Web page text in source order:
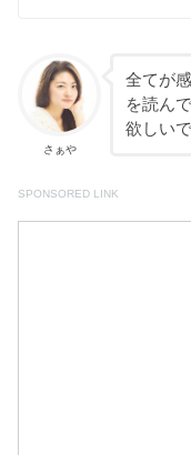
さぁや
全てが
を読ん
欲しいで
SPONSORED LINK